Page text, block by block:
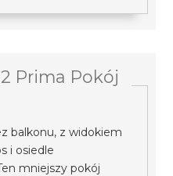
Prima Pokój
balkonu, z widokiem
i osiedle
mniejszy pokój